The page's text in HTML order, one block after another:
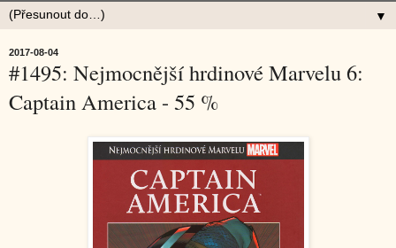
▼
2017-08-04
#1495: Nejmocnější hrdinové Marvelu 6:
Captain America - 55 %